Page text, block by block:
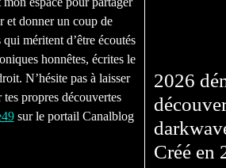
et donner un coup de
méritent d’être écoutés
honnêtes, écrites le
N’hésite pas à laisser
propres découvertes
sur le portail Canalblog
2026
Créé en